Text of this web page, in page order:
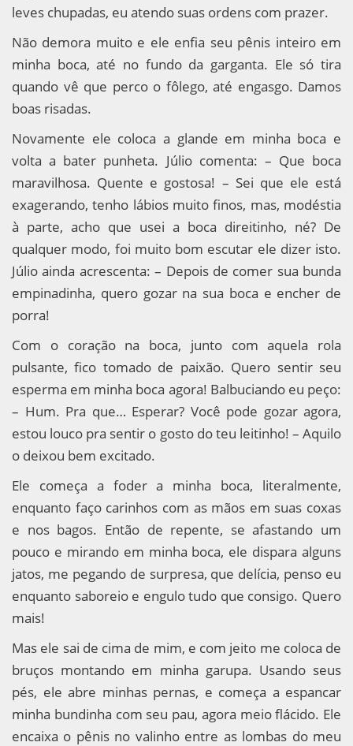
leves chupadas, eu atendo suas ordens com prazer.
Não demora muito e ele enfia seu pênis inteiro em
minha boca, até no fundo da garganta. Ele só tira
quando vê que perco o fôlego, até engasgo. Damos
boas risadas.
Novamente ele coloca a glande em minha boca e
volta a bater punheta. Júlio comenta: – Que boca
maravilhosa. Quente e gostosa! – Sei que ele está
exagerando, tenho lábios muito finos, mas, modéstia
à parte, acho que usei a boca direitinho, né? De
qualquer modo, foi muito bom escutar ele dizer isto.
Júlio ainda acrescenta: – Depois de comer sua bunda
empinadinha, quero gozar na sua boca e encher de
porra!
Com o coração na boca, junto com aquela rola
pulsante, fico tomado de paixão. Quero sentir seu
esperma em minha boca agora! Balbuciando eu peço:
– Hum. Pra que… Esperar? Você pode gozar agora,
estou louco pra sentir o gosto do teu leitinho! – Aquilo
o deixou bem excitado.
Ele começa a foder a minha boca, literalmente,
enquanto faço carinhos com as mãos em suas coxas
e nos bagos. Então de repente, se afastando um
pouco e mirando em minha boca, ele dispara alguns
jatos, me pegando de surpresa, que delícia, penso eu
enquanto saboreio e engulo tudo que consigo. Quero
mais!
Mas ele sai de cima de mim, e com jeito me coloca de
bruços montando em minha garupa. Usando seus
pés, ele abre minhas pernas, e começa a espancar
minha bundinha com seu pau, agora meio flácido. Ele
encaixa o pênis no valinho entre as lombas do meu